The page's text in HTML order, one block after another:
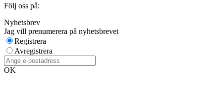
Följ oss på:
Nyhetsbrev
Jag vill prenumerera på nyhetsbrevet
Registrera
Avregistrera
OK